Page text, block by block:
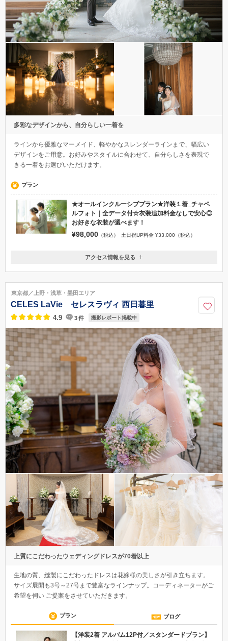
多彩なデザインから、自分らしい一着を
ラインから優雅なマーメイド、軽やかなスレンダーラインまで、幅広い
デザインをご用意。お好みやスタイルに合わせて、自分らしさを表現で
きる一着をお選びいただけます。
プラン
★オールインクルーシブプラン★洋装１着_チャペ
ルフォト｜全データ付☆衣装追加料金なしで安心◎
お好きな衣装が選べます！
¥98,000 （税込） 土日祝UP料金 ¥33,000（税込）
東京都港区北青山3−11−7Ao（アオ）2階
0120-945-906
アクセス情報を見る
東京都／上野・浅草・墨田エリア
CELES LaVie セレスラヴィ 西日暮里
4.9 3件 撮影レポート掲載中
上質にこだわったウェディングドレスが70着以上
生地の質、縫製にこだわったドレスは花嫁様の美しさが引き立ちます。
サイズ展開も3号～27号まで豊富なラインナップ。コーディネーターがご
希望を伺い ご提案をさせていただきます。
プラン ブログ
【洋装2着 アルバム12P付／スタンダードプラン】